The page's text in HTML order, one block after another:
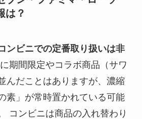
は？
ンビニでの定番取り扱いは非
期間限定やコラボ商品（サワ
んだことはありますが、濃縮
素」が常時置かれている可能
コンビニは商品の入れ替わり